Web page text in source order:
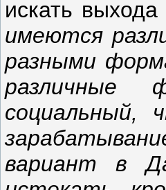
искать
имеются
разными
различные
социальный,
вариант в